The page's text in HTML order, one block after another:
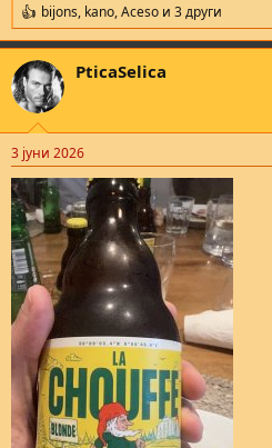
R
e
a
c
t
i
n
s
:
bijons, kano,Aceso и 3 други
PticaSelica
3 јуни 2026